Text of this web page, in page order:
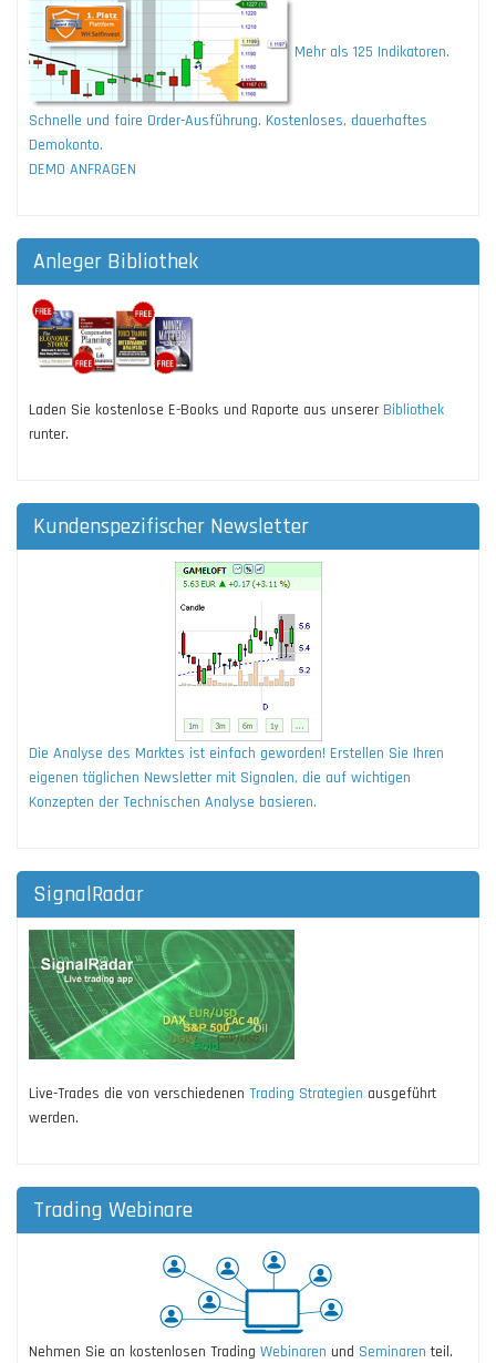
Mehr als 125 Indikatoren.
Schnelle und faire Order-Ausführung. Kostenloses, dauerhaftes
Demokonto.
DEMO ANFRAGEN
Anleger Bibliothek
Laden Sie kostenlose E-Books und Raporte aus unserer Bibliothek
runter.
Kundenspezifischer Newsletter
Die Analyse des Marktes ist einfach geworden! Erstellen Sie Ihren
eigenen täglichen Newsletter mit Signalen, die auf wichtigen
Konzepten der Technischen Analyse basieren.
SignalRadar
Live-Trades die von verschiedenen Trading Strategien ausgeführt
werden.
Trading Webinare
Nehmen Sie an kostenlosen Trading Webinaren und Seminaren teil.